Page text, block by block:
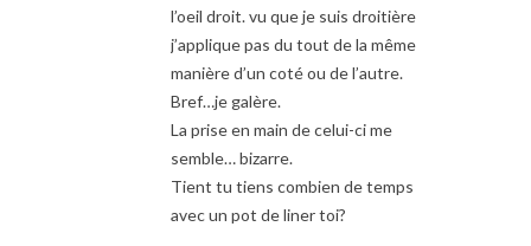
l’oeil droit. vu que je suis droitière
j’applique pas du tout de la même
manière d’un coté ou de l’autre.
Bref…je galère.
La prise en main de celui-ci me
semble… bizarre.
Tient tu tiens combien de temps
avec un pot de liner toi?